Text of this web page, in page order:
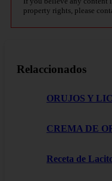
property rights, please
Relaccionados
ORUJOS Y
CREMA DE
Receta de